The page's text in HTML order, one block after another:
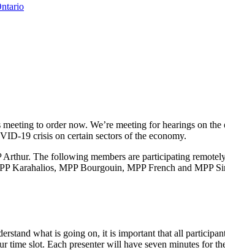
to order now. We’re meeting for hearings on
19 crisis on certain sectors of the economy.
The following members are participating
Karahalios, MPP Bourgouin, MPP French and MPP
what is going on, it is important that all
time slot. Each presenter will have seven minutes for